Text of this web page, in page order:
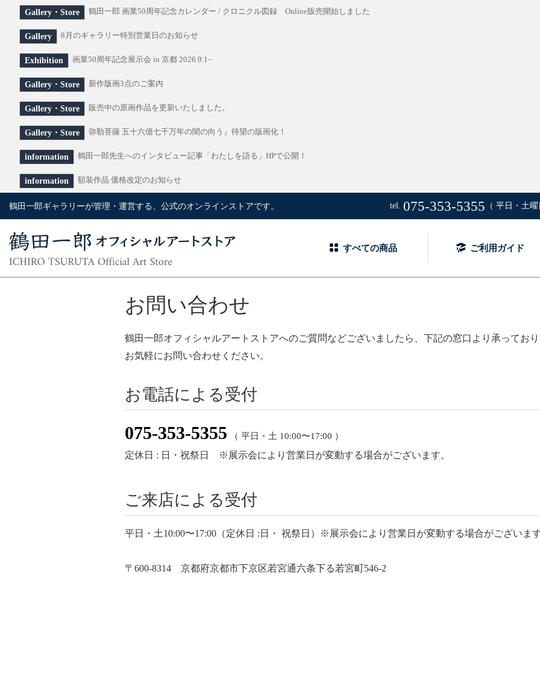
Gallery・Store 鶴田一郎 画業50周年記念カレンダー / クロニクル図録 Online販売開始しました
Gallery 8月のギャラリー特別営業日のお知らせ
Exhibition 画業50周年記念展示会 in 京都 2026.9.1~
Gallery・Store 新作版画3点のご案内
Gallery・Store 販売中の原画作品を更新いたしました。
Gallery・Store 弥勒菩薩 五十六億七千万年の闇の向う』待望の版画化！
information 鶴田一郎先生へのインタビュー記事「わたしを語る」HPで公開！
information 額装作品 価格改定のお知らせ
鶴田一郎ギャラリーが管理・運営する、公式のオンラインストアです。 tel. 075-353-5355 （ 平日・土
すべての商品
ご利用ガイド
お問い合わせ
鶴田一郎オフィシャルアートストアへのご質問などございましたら、下記の窓口より承っており
お気軽にお問い合わせください。
お電話による受付
075-353-5355 （ 平日・土 10:00〜17:00 ）
定休日 : 日・祝祭日 ※展示会により営業日が変動する場合がございます。
ご来店による受付
平日・土10:00〜17:00（定休日 :日・ 祝祭日）※展示会により営業日が変動する場合がございます
〒600-8314 京都府京都市下京区若宮通六条下る若宮町546-2